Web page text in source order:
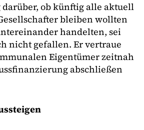
ob künftig alle aktuell
bleiben wollten
handelten, sei
nicht gefallen. Er vertraue
Eigentümer zeitnah
abschließen